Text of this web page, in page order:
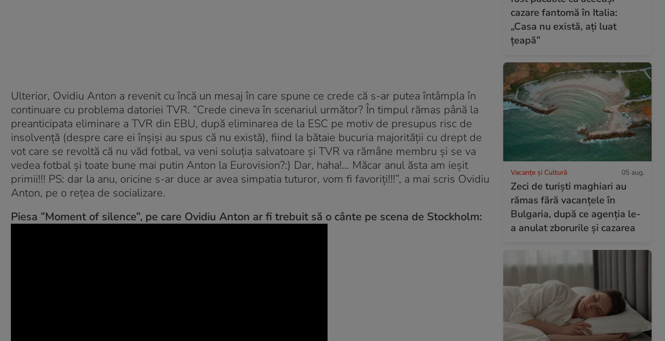
Ulterior, Ovidiu Anton a revenit cu încă un mesaj în care spune ce crede că s-ar putea întâmpla în
continuare cu problema datoriei TVR. ”Crede cineva în scenariul următor? În timpul rămas până la
preanticipata eliminare a TVR din EBU, după eliminarea de la ESC pe motiv de presupus risc de
insolvență (despre care ei înșiși au spus că nu există), fiind la bătaie bucuria majorității cu drept de
vot care se revoltă că nu văd fotbal, va veni soluția salvatoare și TVR va rămâne membru și se va
vedea fotbal și toate bune mai putin Anton la Eurovision?:) Dar, haha!… Măcar anul ăsta am ieșit
primii!!! PS: dar la anu, oricine s-ar duce ar avea simpatia tuturor, vom fi favoriți!!!”, a mai scris Ovidiu
Anton, pe o rețea de socializare.
Piesa ”Moment of silence”, pe care Ovidiu Anton ar fi trebuit să o cânte pe scena de Stockholm:
cazare fantomă în Italia:
„Casa nu există, ați luat
țeapă”
Vacanțe și Cultură 05 aug.
Zeci de turiști maghiari au
rămas fără vacanțele în
Bulgaria, după ce agenția le-
a anulat zborurile și cazarea